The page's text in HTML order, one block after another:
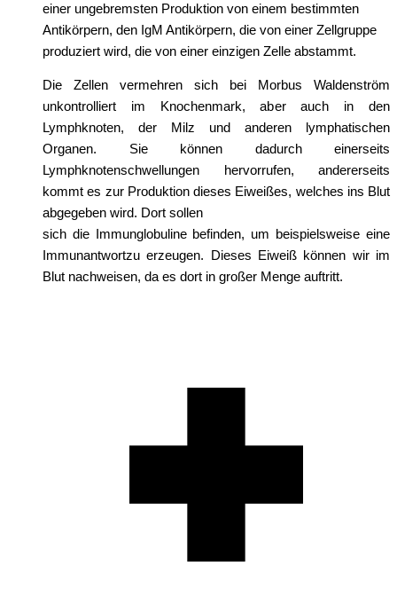
einer ungebremsten Produktion von einem bestimmten
Antikörpern, den IgM Antikörpern, die von einer Zellgruppe
produziert wird, die von einer einzigen Zelle abstammt.
Die Zellen vermehren sich bei Morbus Waldenström
unkontrolliert im Knochenmark, aber auch in den
Lymphknoten, der Milz und anderen lymphatischen
Organen. Sie können dadurch einerseits
Lymphknotenschwellungen hervorrufen, andererseits
kommt es zur Produktion dieses Eiweißes, welches ins Blut
abgegeben wird. Dort sollen
sich die Immunglobuline befinden, um beispielsweise eine
Immunantwortzu erzeugen. Dieses Eiweiß können wir im
Blut nachweisen, da es dort in großer Menge auftritt.